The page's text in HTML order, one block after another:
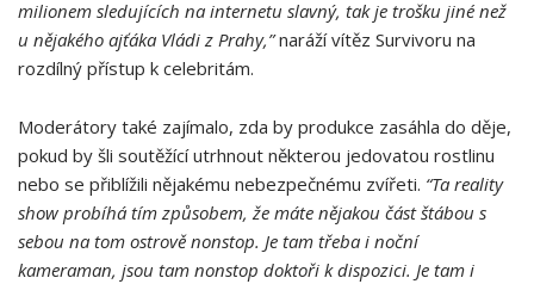
milionem sledujících na internetu slavný, tak je trošku jiné než
u nějakého ajťáka Vládi z Prahy,”naráží vítěz Survivoru na
rozdílný přístup k celebritám.
Moderátory také zajímalo, zda by produkce zasáhla do děje,
pokud by šli soutěžící utrhnout některou jedovatou rostlinu
nebo se přiblížili nějakému nebezpečnému zvířeti. “Ta reality
show probíhá tím způsobem, že máte nějakou část štábou s
sebou na tom ostrově nonstop. Je tam třeba i noční
kameraman, jsou tam nonstop doktoři k dispozici. Je tam i